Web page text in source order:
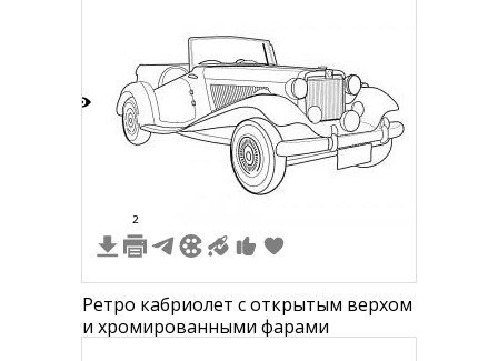
2
Ретро кабриолет с открытым верхом
и хромированными фарами